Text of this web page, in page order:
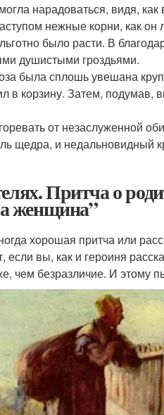
нарадоваться, видя,
нежные корни, как
было расти. В
душистыми гроздьями.
была сплошь увешана
в корзину. Затем, подумав,
от незаслуженной
щедра, и недальновидный
Притча о
женщина”
хорошая притча или
вы, как и героиня
чем безразличие. И этому